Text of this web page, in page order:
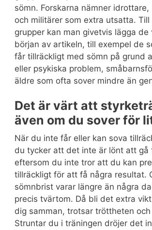
sömn. Forskarna nämner
och militärer som extra utsatta. Till
grupper kan man givetvis lägga de
början av artikeln, till exempel de
får tillräckligt med sömn på grund
eller psykiska problem,
äldre som ofta sover mindre än
Det är värt att
även om du sover för
När du inte får eller kan sova
du tycker att det inte är lönt att gå
eftersom du inte tror att du kan
tillräckligt för att få några resultat.
sömnbrist varar längre än några
precis tvärtom. Då bli det extra
dig samman, trotsar tröttheten
Struntar du i träningen dröjer det